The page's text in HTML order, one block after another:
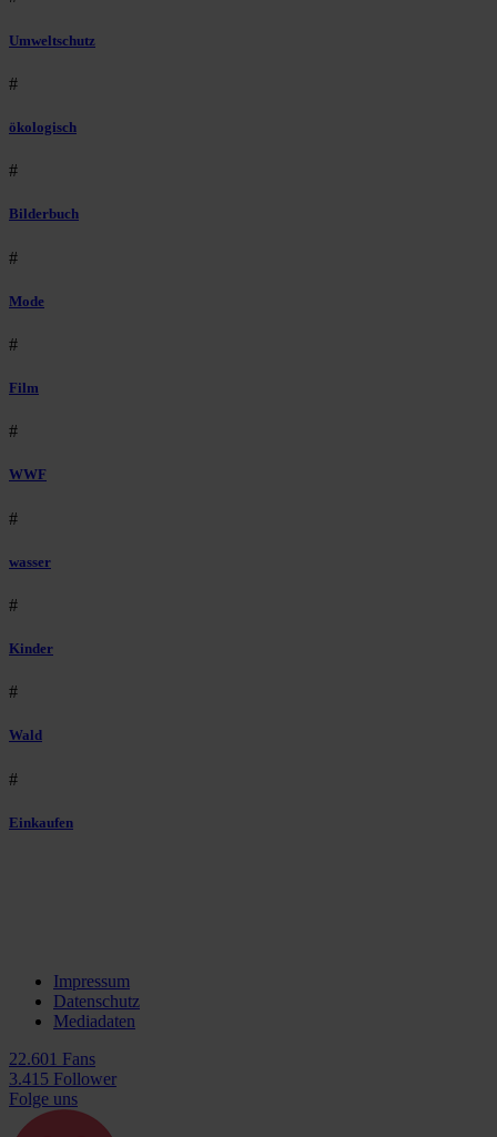
Umweltschutz
#
ökologisch
#
Bilderbuch
#
Mode
#
Film
#
WWF
#
wasser
#
Kinder
#
Wald
#
Einkaufen
Impressum
Datenschutz
Mediadaten
22.601 Fans
3.415 Follower
Folge uns